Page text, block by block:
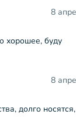
8
хорошее, буду
8
долго носятся,